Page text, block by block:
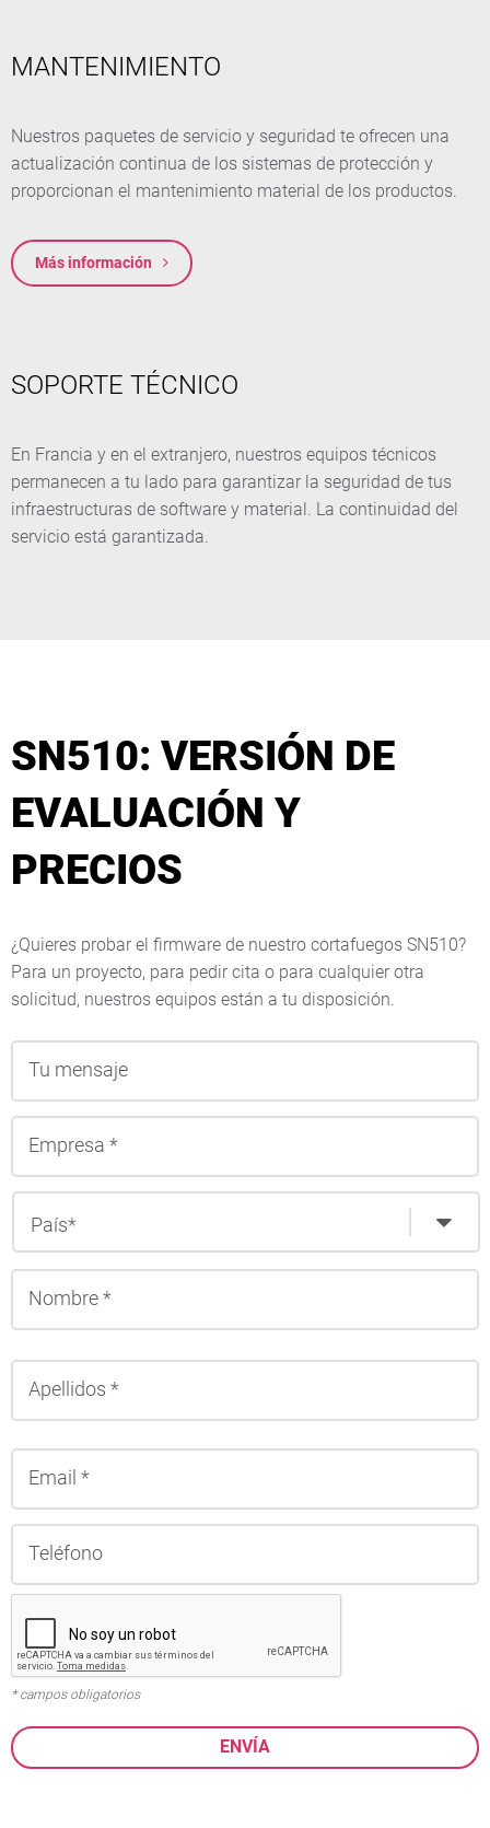
MANTENIMIENTO
Nuestros paquetes de servicio y seguridad te ofrecen una
actualización continua de los sistemas de protección y
proporcionan el mantenimiento material de los productos.
Más información
SOPORTE TÉCNICO
En Francia y en el extranjero, nuestros equipos técnicos
permanecen a tu lado para garantizar la seguridad de tus
infraestructuras de software y material. La continuidad del
servicio está garantizada.
SN510: VERSIÓN DE
EVALUACIÓN Y
PRECIOS
¿Quieres probar el firmware de nuestro cortafuegos SN510?
Para un proyecto, para pedir cita o para cualquier otra
solicitud, nuestros equipos están a tu disposición.
* campos obligatorios